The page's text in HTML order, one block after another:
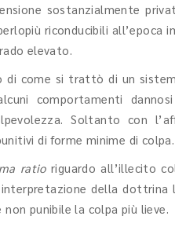
sostanzialmente
riconducibili all’epoca
elevato.
di come si trattò di un
comportamenti
Soltanto con
di forme minime di colpa.
ratioriguardo all’illecito
della dottrina
punibile la colpa più lieve.